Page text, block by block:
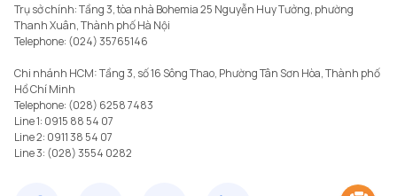
Trụ sở chính: Tầng 3, tòa nhà Bohemia 25 Nguyễn Huy Tưởng, phường
Thanh Xuân, Thành phố Hà Nội
Telephone: (024) 35765146
Chi nhánh HCM: Tầng 3, số 16 Sông Thao, Phường Tân Sơn Hòa, Thành phố
Hồ Chí Minh
Telephone: (028) 6258 7483
Line 1: 0915 88 54 07
Line 2: 0911 38 54 07